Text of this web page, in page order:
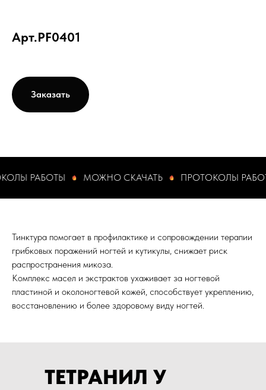
Арт.PF0401
Заказать
МОЖНО СКАЧАТЬ ПРОТОКОЛЫ РАБОТЫ
Тинктура помогает в профилактике и сопровождении терапии
грибковых поражений ногтей и кутикулы, снижает риск
распространения микоза.​
Комплекс масел и экстрактов ухаживает за ногтевой
пластиной и околоногтевой кожей, способствует укреплению,
восстановлению и более здоровому виду ногтей.
ТЕТРАНИЛ У